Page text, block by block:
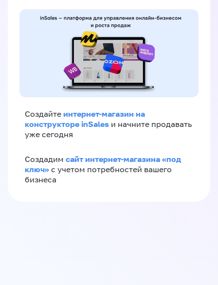
Создайте интернет-магазин на
конструкторе inSales и начните продавать
уже сегодня
Создадим сайт интернет-магазина «под
ключ» с учетом потребностей вашего
бизнеса